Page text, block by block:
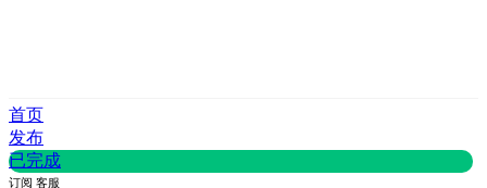
首页
发布
已完成
订阅 客服